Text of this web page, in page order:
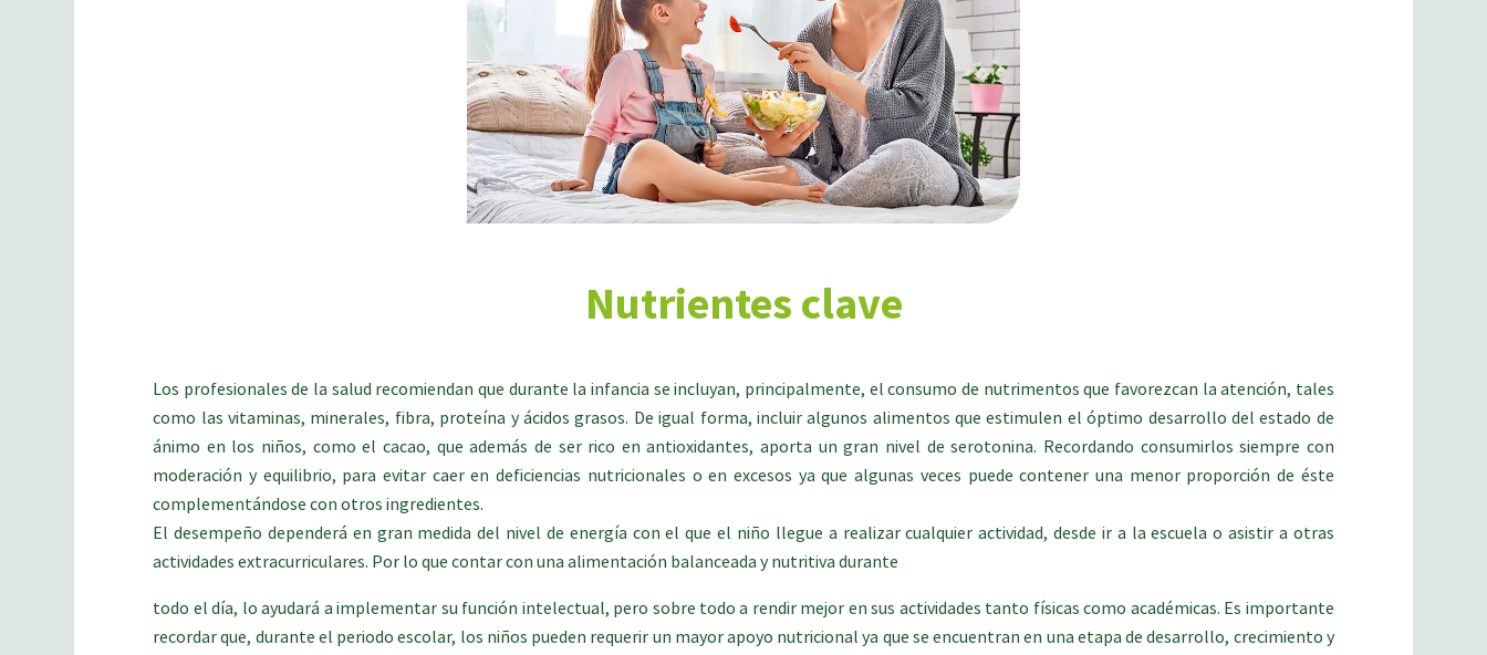
Nutrientes clave
Los profesionales de la salud recomiendan que durante la infancia se incluyan, principalmente, el consumo de nutrimentos que favorezcan la atención, tales
como las vitaminas, minerales, fibra, proteína y ácidos grasos. De igual forma, incluir algunos alimentos que estimulen el óptimo desarrollo del estado de
ánimo en los niños, como el cacao, que además de ser rico en antioxidantes, aporta un gran nivel de serotonina. Recordando consumirlos siempre con
moderación y equilibrio, para evitar caer en deficiencias nutricionales o en excesos ya que algunas veces puede contener una menor proporción de éste
complementándose con otros ingredientes.
El desempeño dependerá en gran medida del nivel de energía con el que el niño llegue a realizar cualquier actividad, desde ir a la escuela o asistir a otras
actividades extracurriculares. Por lo que contar con una alimentación balanceada y nutritiva durante
todo el día, lo ayudará a implementar su función intelectual, pero sobre todo a rendir mejor en sus actividades tanto físicas como académicas. Es importante
recordar que, durante el periodo escolar, los niños pueden requerir un mayor apoyo nutricional ya que se encuentran en una etapa de desarrollo, crecimiento y